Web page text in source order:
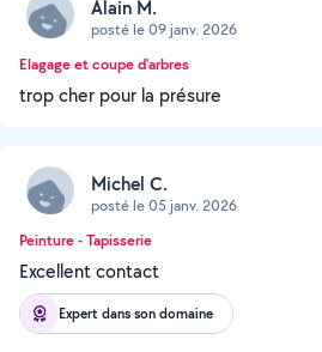
Alain M.
posté le 09 janv. 2026
Elagage et coupe d'arbres
trop cher pour la présure
Michel C.
posté le 05 janv. 2026
Peinture - Tapisserie
Excellent contact
Expert dans son domaine